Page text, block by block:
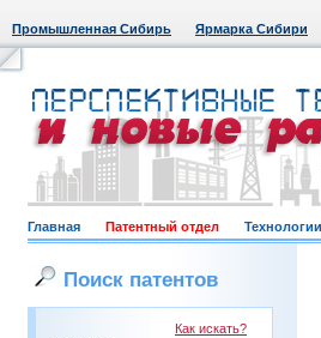
Промышленная Сибирь Ярмарка Сибири
Главная Патентный отдел Технологии
Поиск патентов
Как искать?